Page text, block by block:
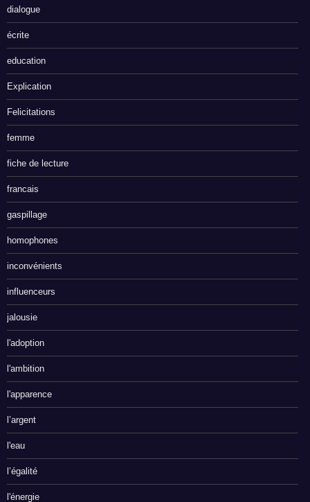
dialogue
écrite
education
Explication
Felicitations
femme
fiche de lecture
francais
gaspillage
homophones
inconvénients
influenceurs
jalousie
l'adoption
l'ambition
l'apparence
l’argent
l'eau
l’égalité
l'énergie